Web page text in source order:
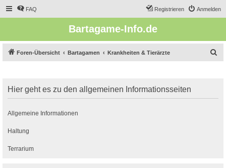
FAQ Anmelden
Registrieren
Bartagame-Info.de
Foren-Übersicht Bartagamen Krankheiten & Tierärzte
e
Hier geht es zu den allgemeinen Informationsseiten
Allgemeine Informationen
Haltung
Terrarium